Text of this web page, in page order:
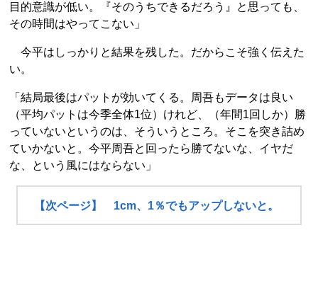
目的意識が低い。『そのうちできるだろう』と思っても、
その時間はやってこない」
今平はしっかりと結果を残した。だからこそ強く伝えた
い。
「結局最後はパットが効いてくる。周吾もデータは良い
（平均パットは今季全体1位）けれど、（年間1回しか）勝
っていないというのは、そういうところ。そこを突き詰め
ていかないと。今平周吾と回ったら勝てないな、イヤだ
な、という風にはならない」
【次ページ】 1cm、1％でもアップしないと。